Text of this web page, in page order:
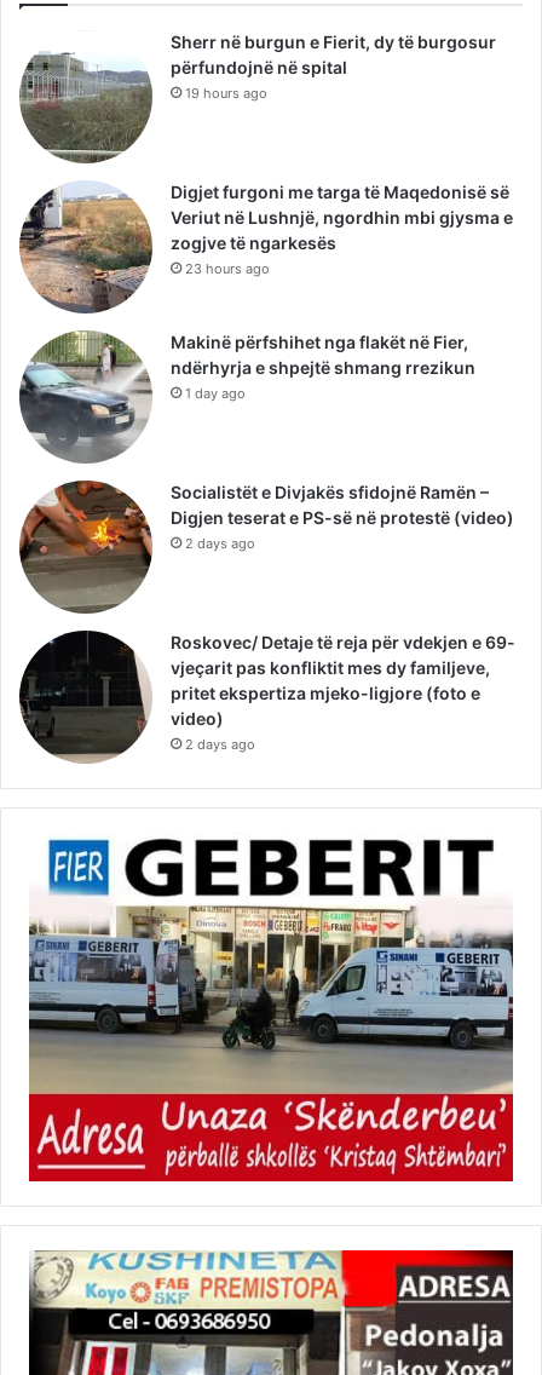
Sherr në burgun e Fierit, dy të burgosur
përfundojnë në spital
19 hours ago
Digjet furgoni me targa të Maqedonisë së
Veriut në Lushnjë, ngordhin mbi gjysma e
zogjve të ngarkesës
23 hours ago
Makinë përfshihet nga flakët në Fier,
ndërhyrja e shpejtë shmang rrezikun
1 day ago
Socialistët e Divjakës sfidojnë Ramën –
Digjen teserat e PS-së në protestë (video)
2 days ago
Roskovec/ Detaje të reja për vdekjen e 69-
vjeçarit pas konfliktit mes dy familjeve,
pritet ekspertiza mjeko-ligjore (foto e
video)
2 days ago